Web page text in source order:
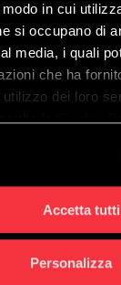
in cui
si occupano di
media, i quali
che ha
dei loro
Accetta tutti
Personalizza
e perché è
l’Identity &
2026